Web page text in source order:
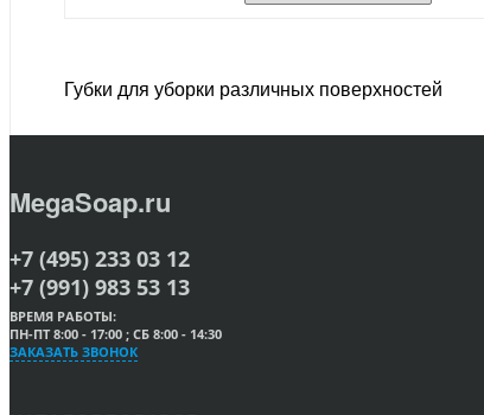
Губки для уборки различных поверхностей
MegaSoap.ru
+7 (495) 233 03 12
+7 (991) 983 53 13
ВРЕМЯ РАБОТЫ:
ПН-ПТ 8:00 - 17:00 ; СБ 8:00 - 14:30
ЗАКАЗАТЬ ЗВОНОК